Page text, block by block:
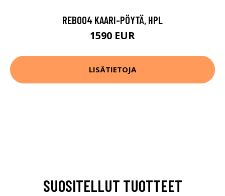
REB004 KAARI-PÖYTÄ, HPL
1590 EUR
LISÄTIETOJA
SUOSITELLUT TUOTTEET